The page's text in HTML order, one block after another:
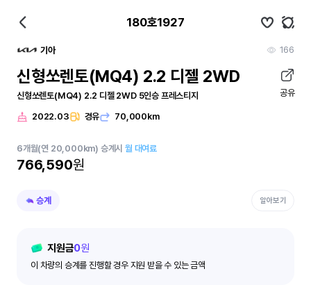
180호1927
기아 166
신형쏘렌토(MQ4) 2.2 디젤 2WD
신형쏘렌토(MQ4) 2.2 디젤 2WD 5인승 프레스티지 공유
2022.03 경유 70,000km
6개월(연 20,000km) 승계시월 대여료
766,590원
승계 알아보기
지원금0원
이 차량의 승계를 진행할 경우 지원 받을 수 있는 금액